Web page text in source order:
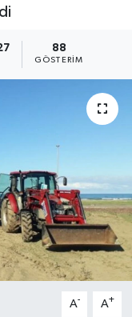
88
GÖSTERIM
A- A+